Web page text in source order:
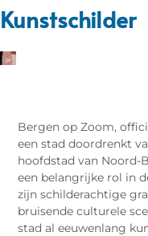
Kunstschilder
Bergen op Zoom,
een stad doordrenkt
hoofdstad van Noord-
een belangrijke rol in
zijn schilderachtige
bruisende culturele
stad al eeuwenlang